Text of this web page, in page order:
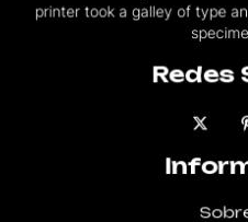
printer took a galley of type
Redes